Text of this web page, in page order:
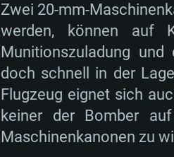
Zwei 20-mm-
werden, können auf
Munitionszuladung
doch schnell in der
Flugzeug eignet sich
keiner der Bomber
Maschinenkanonen zu